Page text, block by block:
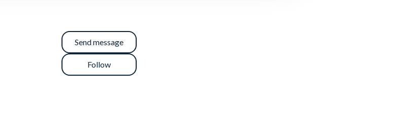
Send message
Follow